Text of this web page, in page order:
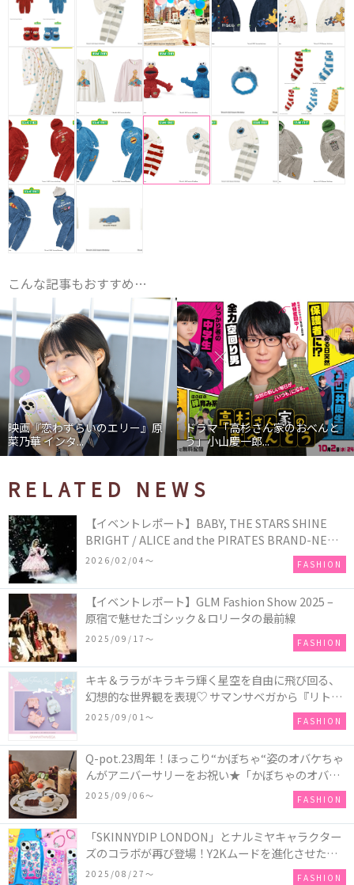
こんな記事もおすすめ…
映画『恋わずらいのエリー』原
菜乃華 インタ...
ドラマ「高杉さん家のおべんと
う」小山慶一郎...
RELATED NEWS
【イベントレポート】BABY, THE STARS SHINE
BRIGHT / ALICE and the PIRATES BRAND-NEW
COLLECTION in TOKYO
2026/02/04〜 FASHION
【イベントレポート】GLM Fashion Show 2025 –
原宿で魅せたゴシック＆ロリータの最前線
2025/09/17〜 FASHION
キキ＆ララがキラキラ輝く星空を自由に飛び回る、
幻想的な世界観を表現♡ サマンサベガから『リトル
ツインスターズ』50周年アニバーサリーイヤー』を
2025/09/01〜 FASHION
Q-pot.23周年！ほっこり“かぼちゃ“姿のオバケちゃ
んがアニバーサリーをお祝い★「かぼちゃのオバケ
ーキアクセサリー」が新発売！Q-pot CAFE.では
「かぼちゃのオバケーキプレート」も登場
2025/09/06〜 FASHION
「SKINNYDIP LONDON」とナルミヤキャラクター
ズのコラボが再び登場！Y2Kムードを進化させた新
作コレクションを発売♪
2025/08/27〜 FASHION